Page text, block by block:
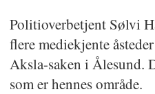
Politioverbetjent Sølvi
flere mediekjente
Aksla-saken i Ålesund.
som er hennes område.